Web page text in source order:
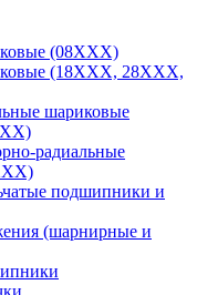
(08XXX)
(18XXX, 28XXХ,
шариковые
радиальные
подшипники и
(шарнирные и